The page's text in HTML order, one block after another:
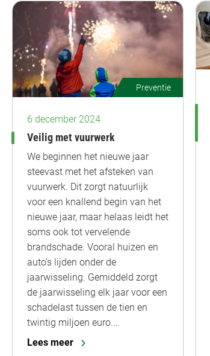
Preventie
6 december 2024
Veilig met vuurwerk
We beginnen het nieuwe jaar
steevast met het afsteken van
vuurwerk. Dit zorgt natuurlijk
voor een knallend begin van het
nieuwe jaar, maar helaas leidt het
soms ook tot vervelende
brandschade. Vooral huizen en
auto’s lijden onder de
jaarwisseling. Gemiddeld zorgt
de jaarwisseling elk jaar voor een
schadelast tussen de tien en
twintig miljoen euro.…
Lees meer